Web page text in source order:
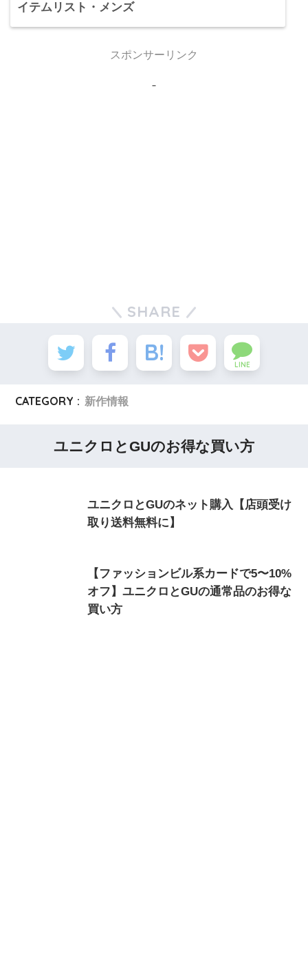
イテムリスト・メンズ
スポンサーリンク
SHARE
LINE
CATEGORY : 新作情報
ユニクロとGUのお得な買い方
ユニクロとGUのネット購入【店頭受け
取り送料無料に】
【ファッションビル系カードで5〜10%
オフ】ユニクロとGUの通常品のお得な
買い方